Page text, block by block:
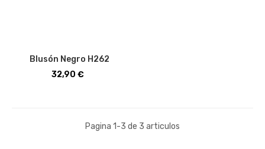
Blusón Negro H262
Precio
32,90 €
Pagina 1-3 de 3 articulos